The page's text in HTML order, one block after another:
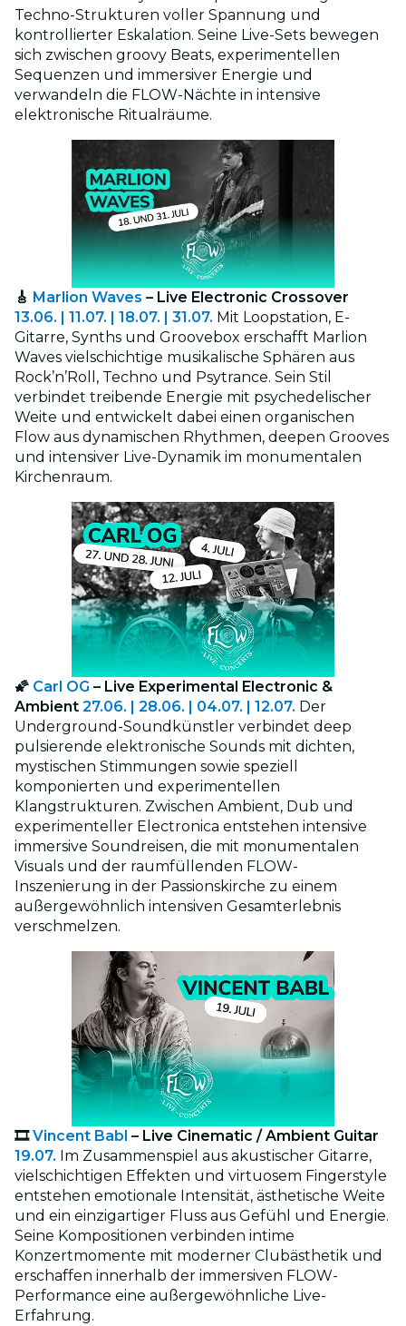
Techno-Strukturen voller Spannung und
kontrollierter Eskalation. Seine Live-Sets bewegen
sich zwischen groovy Beats, experimentellen
Sequenzen und immersiver Energie und
verwandeln die FLOW-Nächte in intensive
elektronische Ritualräume.
🎸 Marlion Waves – Live Electronic Crossover
13.06. | 11.07. | 18.07. | 31.07. Mit Loopstation, E-
Gitarre, Synths und Groovebox erschafft Marlion
Waves vielschichtige musikalische Sphären aus
Rock’n’Roll, Techno und Psytrance. Sein Stil
verbindet treibende Energie mit psychedelischer
Weite und entwickelt dabei einen organischen
Flow aus dynamischen Rhythmen, deepen Grooves
und intensiver Live-Dynamik im monumentalen
Kirchenraum.
🌠 Carl OG – Live Experimental Electronic &
Ambient 27.06. | 28.06. | 04.07. | 12.07. Der
Underground-Soundkünstler verbindet deep
pulsierende elektronische Sounds mit dichten,
mystischen Stimmungen sowie speziell
komponierten und experimentellen
Klangstrukturen. Zwischen Ambient, Dub und
experimenteller Electronica entstehen intensive
immersive Soundreisen, die mit monumentalen
Visuals und der raumfüllenden FLOW-
Inszenierung in der Passionskirche zu einem
außergewöhnlich intensiven Gesamterlebnis
verschmelzen.
🎞️Vincent Babl – Live Cinematic / Ambient Guitar
19.07. Im Zusammenspiel aus akustischer Gitarre,
vielschichtigen Effekten und virtuosem Fingerstyle
entstehen emotionale Intensität, ästhetische Weite
und ein einzigartiger Fluss aus Gefühl und Energie.
Seine Kompositionen verbinden intime
Konzertmomente mit moderner Clubästhetik und
erschaffen innerhalb der immersiven FLOW-
Performance eine außergewöhnliche Live-
Erfahrung.